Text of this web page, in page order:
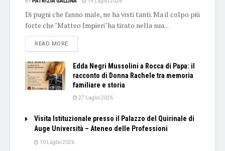
Di pugni che fanno male, ne ha visti tanti. Ma il colpo più
forte che "Matteo Impieri"ha tirato nella sua...
READ MOREDETAILS
Edda Negri Mussolini a Rocca di Papa: il
racconto di Donna Rachele tra memoria
familiare e storia
27 Luglio 2026
Visita Istituzionale presso il Palazzo del Quirinale di
Auge Università – Ateneo delle Professioni
10 Luglio 2026